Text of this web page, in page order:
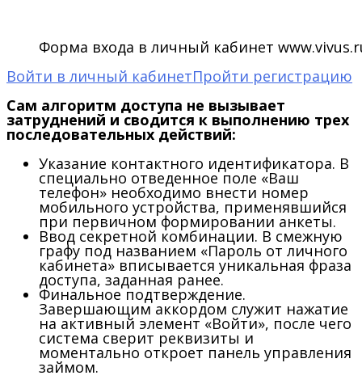
Форма входа в личный кабинет
Войти в личный кабинетПройти регистрацию
Сам алгоритм доступа не вызывает
затруднений и сводится к выполнению трех
последовательных действий:
Указание контактного идентификатора. В
специально отведенное поле «Ваш
телефон» необходимо внести номер
мобильного устройства, применявшийся
при первичном формировании анкеты.
Ввод секретной комбинации. В смежную
графу под названием «Пароль от личного
кабинета» вписывается уникальная фраза
доступа, заданная ранее.
Финальное подтверждение.
Завершающим аккордом служит нажатие
на активный элемент «Войти», после чего
система сверит реквизиты и
моментально откроет панель управления
займом.